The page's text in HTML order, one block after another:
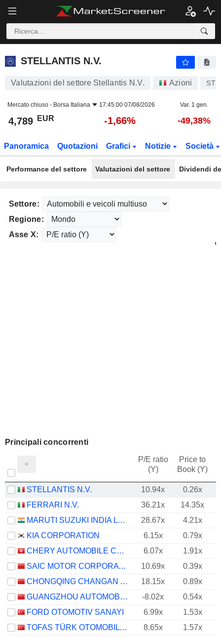
STELLANTIS N.V.
STELLANTIS N.V.
Valutazioni del settore Stellantis N.V. Azioni
Mercato chiuso - Borsa Italiana 17:45:00 07/08/2026 Var. 1 gen.
4,789 EUR -1,66% -49,38%
Panoramica Quotazioni Grafici Notizie Società
Performance del settore Valutazioni del settore Dividendi
Settore:
Regione:
Asse X:
Principali concorrenti
P/E ratio
(Y)
Price to
Book (Y)
STELLANTIS N.V. 10.94x
0.26x
FERRARI N.V.
36.21x
14.35x
MARUTI SUZUKI INDIA LTD
28.67x
4.21x
KIA CORPORATION
6.15x
0.79x
CHERY AUTOMOBILE CO., LTD.
6.07x
1.91x
SAIC MOTOR CORPORATION LIMITED
10.69x
0.39x
CHONGQING CHANGAN AUTOMOBILE COMPANY LIMITED
18.15x 0.89x
GUANGZHOU AUTOMOBILE GROUP CO., LTD.
-8.02x
0.54x
FORD OTOMOTIV SANAYI
6.99x
1.53x
TOFAS TÜRK OTOMOBIL FABRIKASI ANONIM SIRKETI
8.65x
1.57x